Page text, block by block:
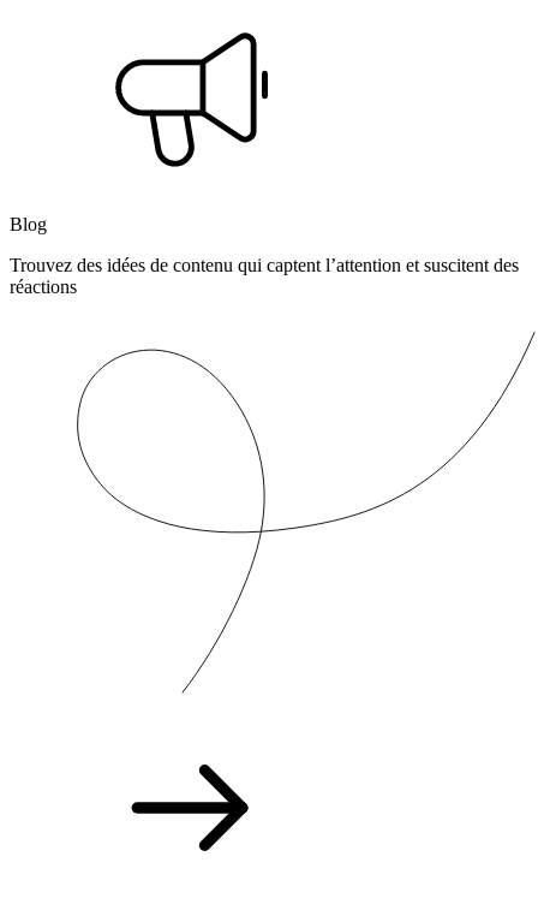
Blog
Trouvez des idées de contenu qui captent l’attention et suscitent des
réactions